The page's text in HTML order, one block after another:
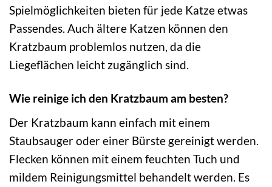
Spielmöglichkeiten bieten für jede Katze etwas
Passendes. Auch ältere Katzen können den
Kratzbaum problemlos nutzen, da die
Liegeflächen leicht zugänglich sind.
Wie reinige ich den Kratzbaum am besten?
Der Kratzbaum kann einfach mit einem
Staubsauger oder einer Bürste gereinigt werden.
Flecken können mit einem feuchten Tuch und
mildem Reinigungsmittel behandelt werden. Es